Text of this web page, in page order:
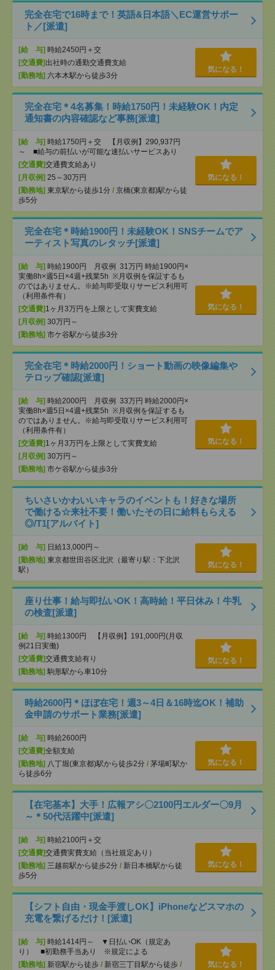
完全在宅で16時まで！英語&日本語＼EC運営サポー
ト／[派遣]
[給 与] 時給2450円＋交
[交通費]出社時の通勤交通費支給
[勤務地] 六本木駅から徒歩3分
気になる！
完全在宅＊4名募集！時給1750円！未経験OK！内定
通知書の内容確認など事務[派遣]
[給 与] 時給1750円＋交 【月収例】290,937円
～ ■給与の前払いが可能な速払いサービスあり
[交通費]交通費支給あり
[月収例] 25～30万円
[勤務地] 東京駅から徒歩1分 / 京橋(東京都)駅から徒
歩5分
気になる！
完全在宅＊時給1900円！未経験OK！SNSチームでア
ーティスト写真のレタッチ[派遣]
[給 与] 時給1900円 月収例 31万円 時給1900円×
実働8h×週5日×4週+残業5h ※月収例を保証するも
のではありません。※給与即受取りサービス利用可
（利用条件有）
[交通費] 1ヶ月3万円を上限として実費支給
[月収例] 30万円～
[勤務地] 市ケ谷駅から徒歩3分
気になる！
完全在宅＊時給2000円！ショート動画の映像編集や
テロップ確認[派遣]
[給 与] 時給2000円 月収例 33万円 時給2000円×
実働8h×週5日×4週+残業5h ※月収例を保証するも
のではありません。※給与即受取りサービス利用可
（利用条件有）
[交通費] 1ヶ月3万円を上限として実費支給
[月収例] 30万円～
[勤務地] 市ケ谷駅から徒歩3分
気になる！
ちいさいかわいいキャラのイベントも！好きな場所
で働ける☆来社不要！働いたその日に給料もらえる
◎/T1[アルバイト]
[給 与] 日給13,000円～
[勤務地] 東京都世田谷区北沢（最寄り駅：下北沢
駅）
気になる！
座り仕事！給与即払いOK！高時給！平日休み！牛乳
の検査[派遣]
[給 与] 時給1300円 【月収例】191,000円(月収
例21日実働)
[交通費]交通費支給有り
[勤務地] 駒形駅から車10分
気になる！
時給2600円＊ほぼ在宅！週3～4日＆16時迄OK！補助
金申請のサポート業務[派遣]
[給 与] 時給2600円
[交通費]全額支給
[勤務地] 八丁堀(東京都)駅から徒歩2分 / 茅場町駅か
ら徒歩6分
気になる！
【在宅基本】大手！広報アシ〇2100円エルダー〇9月
～＊50代活躍中[派遣]
[給 与] 時給2100円＋交
[交通費]交通費実費支給（当社規定あり）
[勤務地] 三越前駅から徒歩2分 / 新日本橋駅から徒
歩5分
気になる！
【シフト自由・現金手渡しOK】iPhoneなどスマホの
充電を繋げるだけ！[派遣]
[給 与] 時給1414円～ ▼日払いOK（規定あ
り） ■初勤務手当あり ※規定による
[勤務地] 新宿駅から徒歩 / 新宿三丁目駅から徒歩 /
気になる！